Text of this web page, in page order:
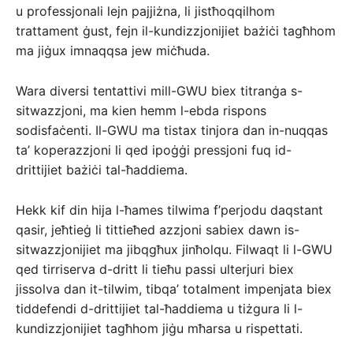
u professjonali lejn pajjiżna, li jistħoqqilhom
trattament ġust, fejn il-kundizzjonijiet bażiċi tagħhom
ma jiġux imnaqqsa jew miċħuda.
Wara diversi tentattivi mill-GWU biex titranġa s-
sitwazzjoni, ma kien hemm l-ebda rispons
sodisfaċenti. Il-GWU ma tistax tinjora dan in-nuqqas
ta’ koperazzjoni li qed ipoġġi pressjoni fuq id-
drittijiet bażiċi tal-ħaddiema.
Hekk kif din hija l-ħames tilwima f’perjodu daqstant
qasir, jeħtieġ li tittieħed azzjoni sabiex dawn is-
sitwazzjonijiet ma jibqgħux jinħolqu. Filwaqt li l-GWU
qed tirriserva d-dritt li tieħu passi ulterjuri biex
jissolva dan it-tilwim, tibqa’ totalment impenjata biex
tiddefendi d-drittijiet tal-ħaddiema u tiżgura li l-
kundizzjonijiet tagħhom jiġu mħarsa u rispettati.